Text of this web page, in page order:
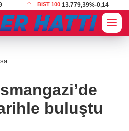
BIST 100 13.779,39%-0,14
buluştu